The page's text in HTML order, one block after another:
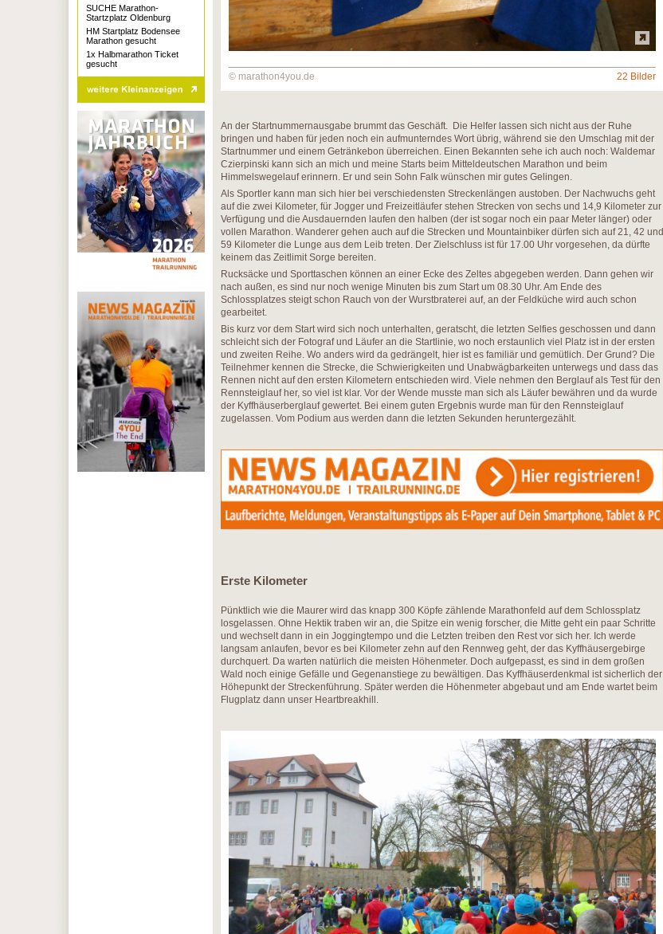
© marathon4you.de 22 Bilder
An der Startnummernausgabe brummt das Geschäft. Die Helfer lassen sich nicht aus der Ruhe
bringen und haben für jeden noch ein aufmunterndes Wort übrig, während sie den Umschlag mit der
Startnummer und einem Getränkebon überreichen. Einen Bekannten sehe ich auch noch: Waldemar
Czierpinski kann sich an mich und meine Starts beim Mitteldeutschen Marathon und beim
Himmelswegelauf erinnern. Er und sein Sohn Falk wünschen mir gutes Gelingen.
Als Sportler kann man sich hier bei verschiedensten Streckenlängen austoben. Der Nachwuchs geht
auf die zwei Kilometer, für Jogger und Freizeitläufer stehen Strecken von sechs und 14,9 Kilometer zur
Verfügung und die Ausdauernden laufen den halben (der ist sogar noch ein paar Meter länger) oder
vollen Marathon. Wanderer gehen auch auf die Strecken und Mountainbiker dürfen sich auf 21, 42 und
59 Kilometer die Lunge aus dem Leib treten. Der Zielschluss ist für 17.00 Uhr vorgesehen, da dürfte
keinem das Zeitlimit Sorge bereiten.
Rucksäcke und Sporttaschen können an einer Ecke des Zeltes abgegeben werden. Dann gehen wir
nach außen, es sind nur noch wenige Minuten bis zum Start um 08.30 Uhr. Am Ende des
Schlossplatzes steigt schon Rauch von der Wurstbraterei auf, an der Feldküche wird auch schon
gearbeitet.
Bis kurz vor dem Start wird sich noch unterhalten, geratscht, die letzten Selfies geschossen und dann
schleicht sich der Fotograf und Läufer an die Startlinie, wo noch erstaunlich viel Platz ist in der ersten
und zweiten Reihe. Wo anders wird da gedrängelt, hier ist es familiär und gemütlich. Der Grund? Die
Teilnehmer kennen die Strecke, die Schwierigkeiten und Unabwägbarkeiten unterwegs und dass das
Rennen nicht auf den ersten Kilometern entschieden wird. Viele nehmen den Berglauf als Test für den
Rennsteiglauf her, so viel ist klar. Vor der Wende musste man sich als Läufer bewähren und da wurde
der Kyffhäuserberglauf gewertet. Bei einem guten Ergebnis wurde man für den Rennsteiglauf
zugelassen. Vom Podium aus werden dann die letzten Sekunden heruntergezählt.
Erste Kilometer
Pünktlich wie die Maurer wird das knapp 300 Köpfe zählende Marathonfeld auf dem Schlossplatz
losgelassen. Ohne Hektik traben wir an, die Spitze ein wenig forscher, die Mitte geht ein paar Schritte
und wechselt dann in ein Joggingtempo und die Letzten treiben den Rest vor sich her. Ich werde
langsam anlaufen, bevor es bei Kilometer zehn auf den Rennweg geht, der das Kyffhäusergebirge
durchquert. Da warten natürlich die meisten Höhenmeter. Doch aufgepasst, es sind in dem großen
Wald noch einige Gefälle und Gegenanstiege zu bewältigen. Das Kyffhäuserdenkmal ist sicherlich der
Höhepunkt der Streckenführung. Später werden die Höhenmeter abgebaut und am Ende wartet beim
Flugplatz dann unser Heartbreakhill.
SUCHE Marathon-
Startzplatz Oldenburg
HM Startplatz Bodensee
Marathon gesucht
1x Halbmarathon Ticket
gesucht